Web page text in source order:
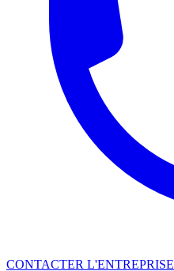
CONTACTER L'ENTREPRISE